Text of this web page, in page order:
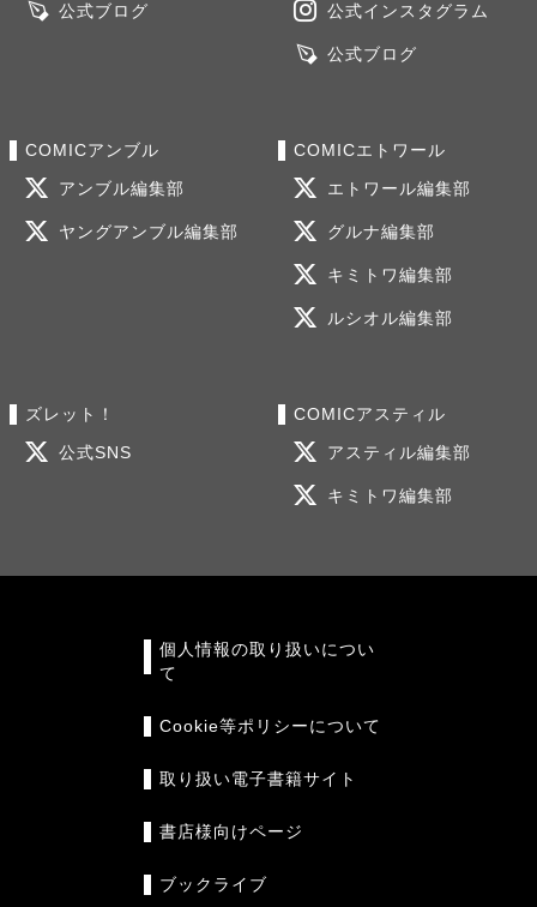
公式ブログ 公式インスタグラム
公式ブログ
COMICアンブル
アンブル編集部
ヤングアンブル編集部
COMICエトワール
エトワール編集部
グルナ編集部
キミトワ編集部
ルシオル編集部
ズレット！
公式SNS
COMICアスティル
アスティル編集部
キミトワ編集部
個人情報の取り扱いについ
て
Cookie等ポリシーについて
取り扱い電子書籍サイト
書店様向けページ
ブックライブ